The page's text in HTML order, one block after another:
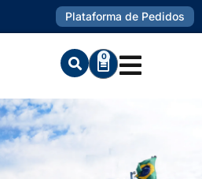
Plataforma de Pedidos
0